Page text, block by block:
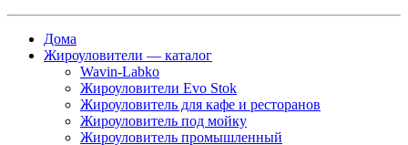
Дома
Жироуловители — каталог
Wavin-Labko
Жироуловители Evo Stok
Жироуловитель для кафе и ресторанов
Жироуловитель под мойку
Жироуловитель промышленный